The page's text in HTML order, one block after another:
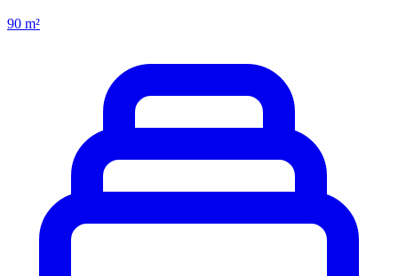
90 m²